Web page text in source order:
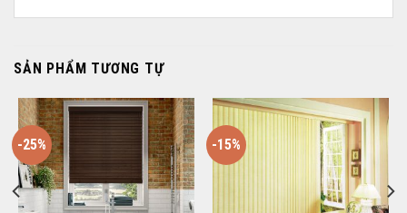
SẢN PHẨM TƯƠNG TỰ
-25% -15%